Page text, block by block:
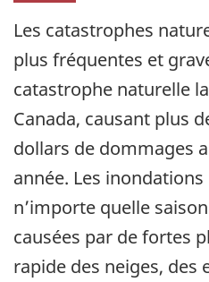
Les catastrophes
plus fréquentes et
catastrophe naturelle
Canada, causant plus
dollars de dommages
année. Les
n’importe quelle
causées par de fortes
rapide des neiges, des